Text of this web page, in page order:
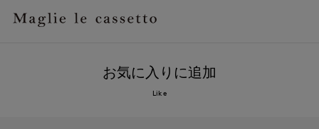
お気に入りに追加
Like